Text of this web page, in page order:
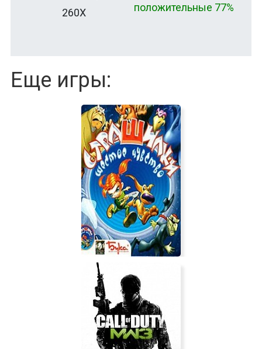
260X
положительные 77%
Еще игры: